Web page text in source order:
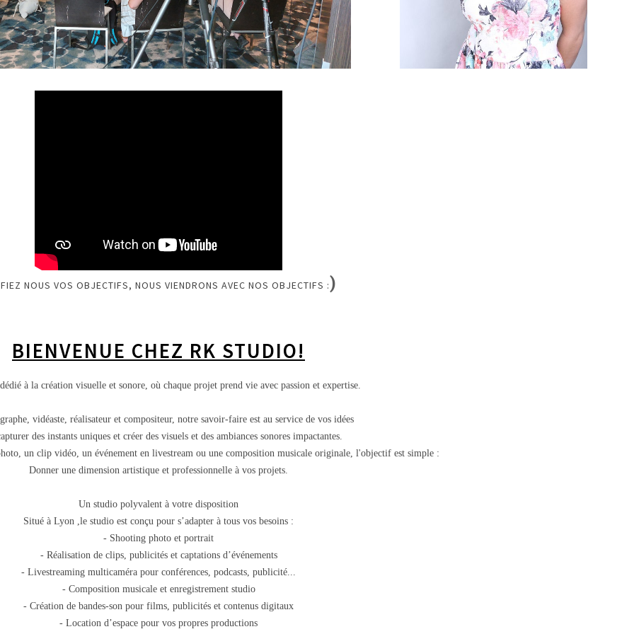
NOUS VOS OBJECTIFS, NOUS VIENDRONS AVEC NOS OBJECTIFS :)
BIENVENUE CHEZ RK STUDIO!
à la création visuelle et sonore, où chaque projet prend vie avec passion et expertise.
vidéaste, réalisateur et compositeur, notre savoir-faire est au service de vos idées
des instants uniques et créer des visuels et des ambiances sonores impactantes.
un clip vidéo, un événement en livestream ou une composition musicale originale, l'objectif est simple :
Donner une dimension artistique et professionnelle à vos projets.
Un studio polyvalent à votre disposition
Situé à Lyon ,le studio est conçu pour s’adapter à tous vos besoins :
- Shooting photo et portrait
- Réalisation de clips, publicités et captations d’événements
- Livestreaming multicaméra pour conférences, podcasts, publicité...
- Composition musicale et enregistrement studio
- Création de bandes-son pour films, publicités et contenus digitaux
- Location d’espace pour vos propres productions